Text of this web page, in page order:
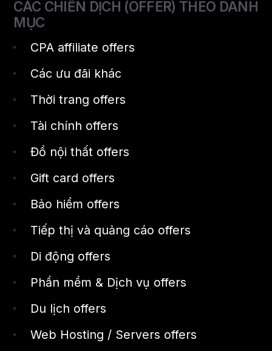
CÁC CHIẾN DỊCH (OFFER) THEO DANH
MỤC
CPA affiliate offers
Các ưu đãi khác
Thời trang offers
Tài chính offers
Đồ nội thất offers
Gift card offers
Bảo hiểm offers
Tiếp thị và quảng cáo offers
Di động offers
Phần mềm & Dịch vụ offers
Du lịch offers
Web Hosting / Servers offers